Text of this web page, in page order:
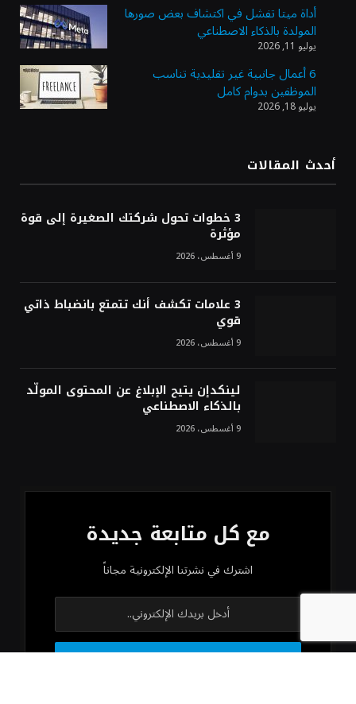
أسعار النفط ترتفع وسط ترقب نتائج المحادثات
بشأن مضيق هرمز
«طيران الرياض» يدشن أولى رحلاته إلى مومباي
الأنشطة المالية عابرة الحدود تطوير للبيئة
أداة ميتا تفشل في اكتشاف بعض صورها
المولدة بالذكاء الاصطناعي
يوليو 11, 2026
6 أعمال جانبية غير تقليدية تناسب
الموظفين بدوام كامل
يوليو 18, 2026
أحدث المقالات
3 خطوات تحول شركتك الصغيرة إلى قوة
مؤثرة
9 أغسطس، 2026
3 علامات تكشف أنك تتمتع بانضباط ذاتي
قوي
9 أغسطس، 2026
لينكدإن يتيح الإبلاغ عن المحتوى المولّد
بالذكاء الاصطناعي
9 أغسطس، 2026
مع كل متابعة جديدة
اشترك في نشرتنا الإلكترونية مجاناً